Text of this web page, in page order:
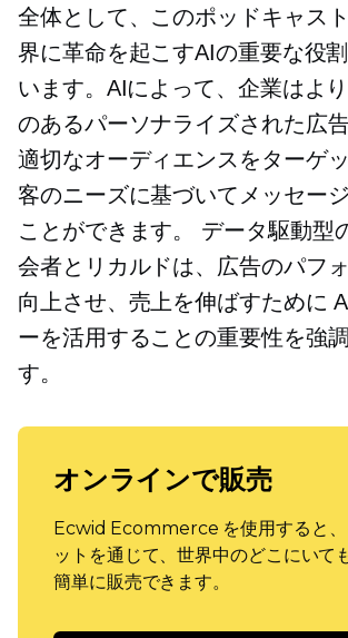
全体として、このポッドキャス
界に革命を起こすAIの重要な役
います。AIによって、企業はよ
のあるパーソナライズされた広告
適切なオーディエンスをターゲ
客のニーズに基づいてメッセー
ことができます。 データ駆動型
会者とリカルドは、広告のパフ
向上させ、売上を伸ばすために
ーを活用することの重要性を強
す。
オンラインで販売
Ecwid Ecommerce を使用すると、
ットを通じて、世界中のどこにいて
簡単に販売できます。